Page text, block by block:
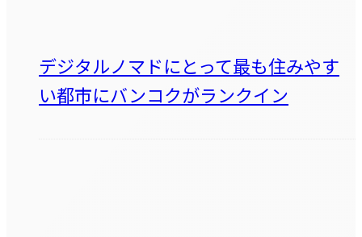
デジタルノマドにとって最も住みやす
い都市にバンコクがランクイン